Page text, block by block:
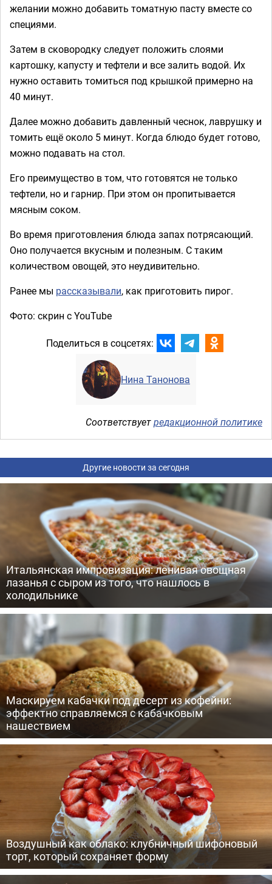
желании можно добавить томатную пасту вместе со
специями.
Затем в сковородку следует положить слоями
картошку, капусту и тефтели и все залить водой. Их
нужно оставить томиться под крышкой примерно на
40 минут.
Далее можно добавить давленный чеснок, лаврушку и
томить ещё около 5 минут. Когда блюдо будет готово,
можно подавать на стол.
Его преимущество в том, что готовятся не только
тефтели, но и гарнир. При этом он пропитывается
мясным соком.
Во время приготовления блюда запах потрясающий.
Оно получается вкусным и полезным. С таким
количеством овощей, это неудивительно.
Ранее мы рассказывали, как приготовить пирог.
Фото: скрин с YouTube
Поделиться в соцсетях:
Нина Танонова
Соответствуетредакционной политике
Другие новости за сегодня
Итальянская импровизация: ленивая овощная
лазанья с сыром из того, что нашлось в
холодильнике
Маскируем кабачки под десерт из кофейни:
эффектно справляемся с кабачковым
нашествием
Воздушный как облако: клубничный шифоновый
торт, который сохраняет форму